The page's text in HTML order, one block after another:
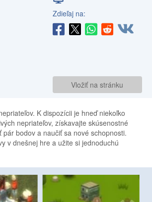
Zdieľaj na:
Vložiť na stránku
K dispozícii je hneď niekoľko
nepriateľov, získavajte skúsenostné
bodov a naučiť sa nové schopnosti.
v dnešnej hre a užite si jednoduchú